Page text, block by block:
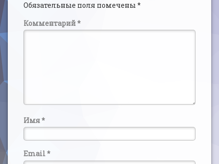
Обязательные поля помечены *
Комментарий*
Имя*
Email*